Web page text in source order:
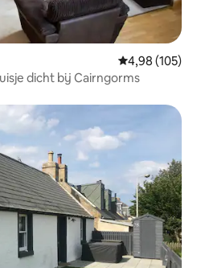
Gemiddelde
4,98 (105)
dicht bij Cairngorms